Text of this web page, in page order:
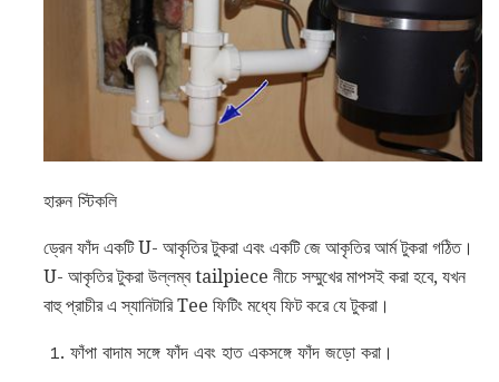
হারুন স্টিকলি
ড্রেন ফাঁদ একটি U- আকৃতির টুকরা এবং একটি জে আকৃতির আর্ম টুকরা গঠিত।
U- আকৃতির টুকরা উল্লম্ব tailpiece নীচে সম্মুখের মাপসই করা হবে, যখন
বাহু প্রাচীর এ স্যানিটারি Tee ফিটিং মধ্যে ফিট করে যে টুকরা।
ফাঁপা বাদাম সঙ্গে ফাঁদ এবং হাত একসঙ্গে ফাঁদ জড়ো করা।